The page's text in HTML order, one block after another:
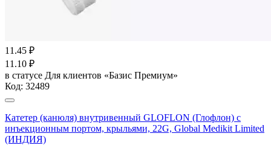
11.45 ₽
11.10 ₽
в статусе Для клиентов «Базис Премиум»
Код: 32489
Катетер (канюля) внутривенный GLOFLON (Глофлон) с
инъекционным портом, крыльями, 22G, Global Medikit Limited
(ИНДИЯ)